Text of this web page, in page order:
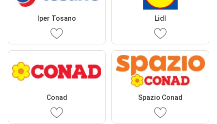
Iper Tosano Lidl
Conad Spazio Conad